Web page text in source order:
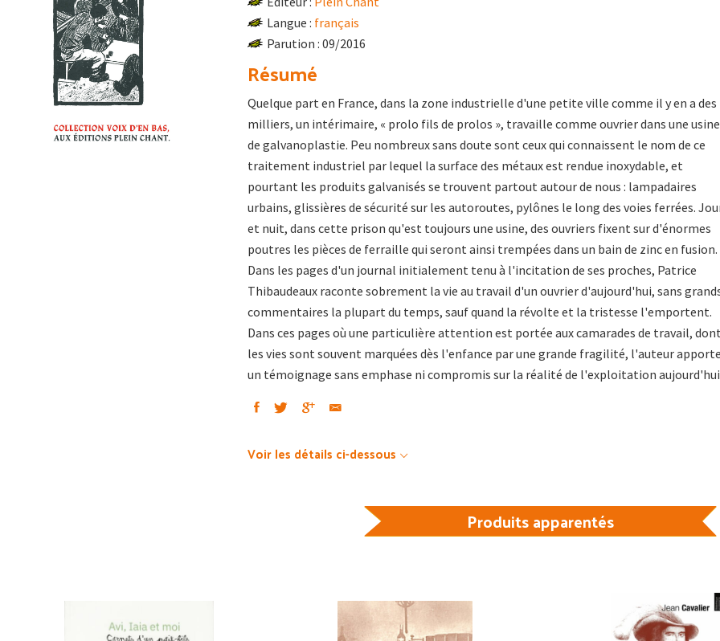
Langue : français
Parution : 09/2016
Résumé
Quelque part en France, dans la zone industrielle d'une petite ville comme il y en a des
milliers, un intérimaire, « prolo fils de prolos », travaille comme ouvrier dans une usine
de galvanoplastie. Peu nombreux sans doute sont ceux qui connaissent le nom de ce
traitement industriel par lequel la surface des métaux est rendue inoxydable, et
pourtant les produits galvanisés se trouvent partout autour de nous : lampadaires
urbains, glissières de sécurité sur les autoroutes, pylônes le long des voies ferrées.
et nuit, dans cette prison qu'est toujours une usine, des ouvriers fixent sur d'énormes
poutres les pièces de ferraille qui seront ainsi trempées dans un bain de zinc en fusion.
Dans les pages d'un journal initialement tenu à l'incitation de ses proches, Patrice
Thibaudeaux raconte sobrement la vie au travail d'un ouvrier d'aujourd'hui, sans
commentaires la plupart du temps, sauf quand la révolte et la tristesse l'emportent.
Dans ces pages où une particulière attention est portée aux camarades de travail,
les vies sont souvent marquées dès l'enfance par une grande fragilité, l'auteur
un témoignage sans emphase ni compromis sur la réalité de l'exploitation
Voir les détails ci-dessous
Produits apparentés